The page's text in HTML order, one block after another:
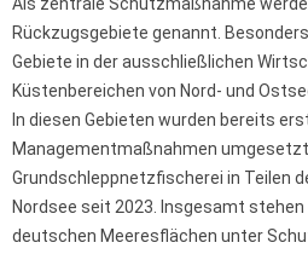
Als zentrale Schutzmaßnahme
Rückzugsgebiete genannt.
Gebiete in der ausschließlichen
Küstenbereichen von Nord- und
In diesen Gebieten wurden bereits
Managementmaßnahmen
Grundschleppnetzfischerei in Teilen
Nordsee seit 2023. Insgesamt
deutschen Meeresflächen unter